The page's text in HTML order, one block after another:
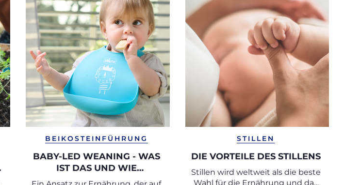
BEIKOSTEINFÜHRUNG
BABY-LED WEANING - WAS
IST DAS UND WIE
FUNKTIONIERT ES?
STILLEN
DIE VORTEILE DES STILLENS
Stillen wird weltweit als die beste
Wahl für die Ernährung und das